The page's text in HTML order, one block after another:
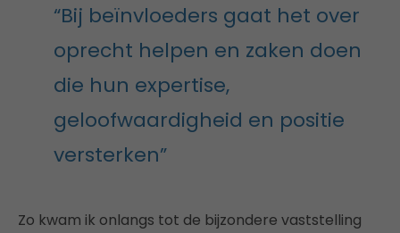
“Bij beïnvloeders gaat het over
oprecht helpen en zaken doen
die hun expertise,
geloofwaardigheid en positie
versterken”
Zo kwam ik onlangs tot de bijzondere vaststelling